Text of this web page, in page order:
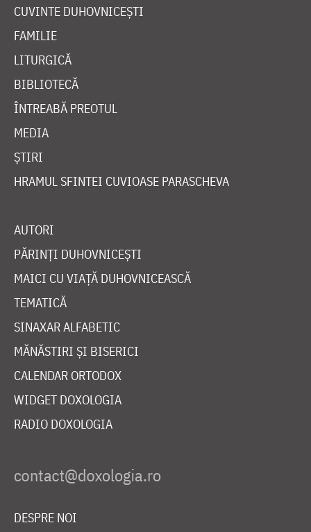
CUVINTE DUHOVNICEȘTI
FAMILIE
LITURGICĂ
BIBLIOTECĂ
ÎNTREABĂ PREOTUL
MEDIA
ȘTIRI
HRAMUL SFINTEI CUVIOASE PARASCHEVA
AUTORI
PĂRINȚI DUHOVNICEȘTI
MAICI CU VIAȚĂ DUHOVNICEASCĂ
TEMATICĂ
SINAXAR ALFABETIC
MĂNĂSTIRI ȘI BISERICI
CALENDAR ORTODOX
WIDGET DOXOLOGIA
RADIO DOXOLOGIA
DESPRE NOI